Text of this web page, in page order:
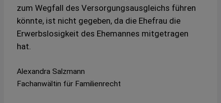
zum Wegfall des Versorgungsausgleichs führen
könnte, ist nicht gegeben, da die Ehefrau die
Erwerbslosigkeit des Ehemannes mitgetragen
hat.
Alexandra Salzmann
Fachanwältin für Familienrecht